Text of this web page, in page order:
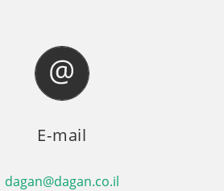
E-mail
dagan@dagan.co.il